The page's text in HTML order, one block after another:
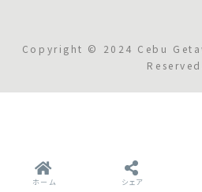
Copyright © 2024 Cebu
ホーム シェア